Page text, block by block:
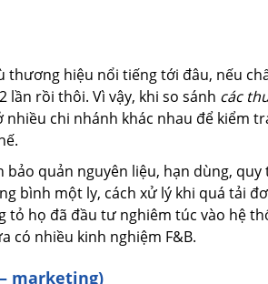
thương hiệu nổi tiếng tới đâu, nếu
lần rồi thôi. Vì vậy, khi so sánh các
chi nhánh khác nhau để kiểm
bảo quản nguyên liệu, hạn dùng, quy
bình một ly, cách xử lý khi quá tải
họ đã đầu tư nghiêm túc vào hệ
có nhiều kinh nghiệm F&B.
marketing)